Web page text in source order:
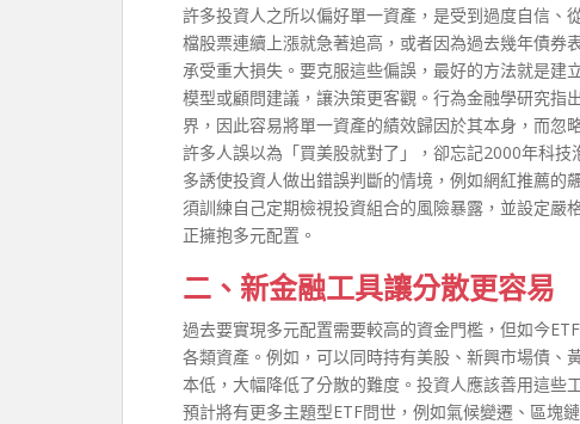
許多投資人之所以偏好單一資產，是受到過度自信、
檔股票連續上漲就急著追高，或者因為過去幾年債券
承受重大損失。要克服這些偏誤，最好的方法就是
模型或顧問建議，讓決策更客觀。行為金融學研究指
界，因此容易將單一資產的績效歸因於其本身，而
許多人誤以為「買美股就對了」，卻忘記2000年科
多誘使投資人做出錯誤判斷的情境，例如網紅推薦
須訓練自己定期檢視投資組合的風險暴露，並設定嚴
正擁抱多元配置。
二、新金融工具讓分散更容易
過去要實現多元配置需要較高的資金門檻，但如今
各類資產。例如，可以同時持有美股、新興市場債、
本低，大幅降低了分散的難度。投資人應該善用這
預計將有更多主題型ETF問世，例如氣候變遷、區塊